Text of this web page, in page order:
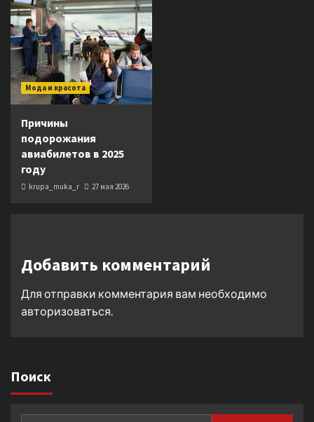
Мода и красота
Причины
подорожания
авиабилетов в 2025
году
krupa_muka_r 27 мая 2026
Добавить комментарий
Для отправки комментария вам необходимо
авторизоваться.
Поиск